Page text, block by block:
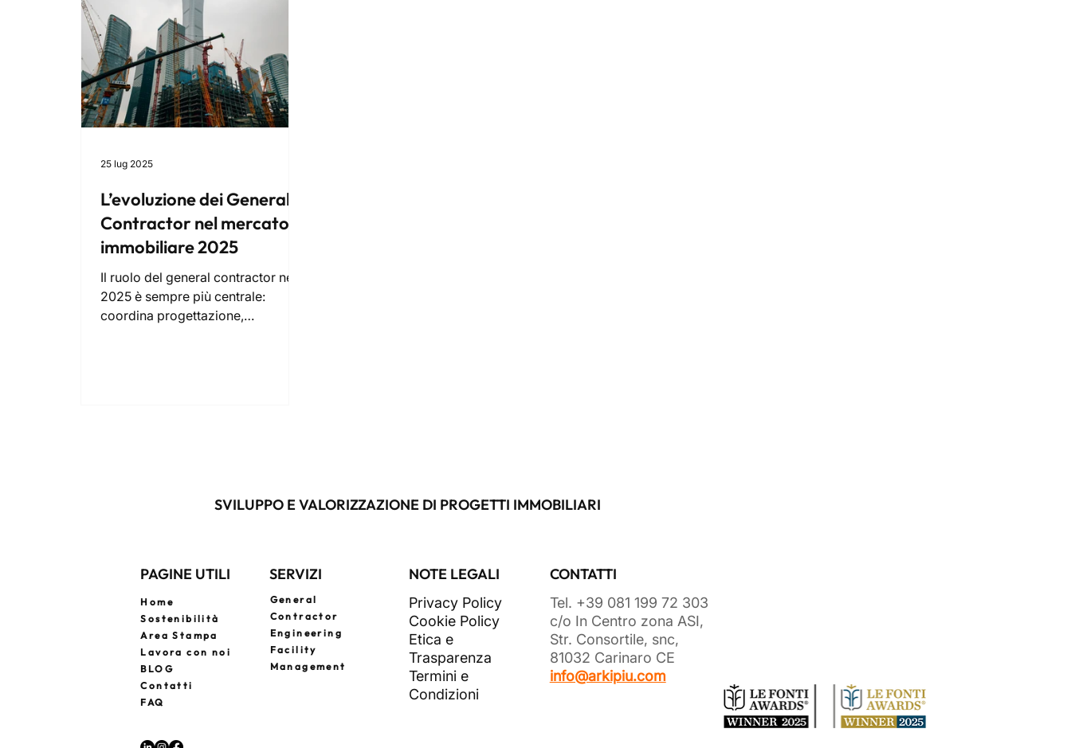
L’evoluzione dei General
Contractor nel mercato
immobiliare 2025
Il ruolo del general contractor nel
2025 è sempre più centrale:
coordina progettazione,
25 lug 2025
SVILUPPO E VALORIZZAZIONE DI PROGETTI IMMOBILIARI
PAGINE UTILI
Home
Sostenibilità
Area Stampa
Lavora con noi
BLOG
Contatti
FAQ
SERVIZI
General
Contractor
Engineering
Facility
Management
NOTE LEGALI
Privacy Policy
Cookie Policy
Etica e
Trasparenza
Termini e
Condizioni
CONTATTI
Tel. +39 081 199 72 303
c/o In Centro zona ASI,
Str. Consortile, snc,
81032 Carinaro CE
info@arkipiu.com